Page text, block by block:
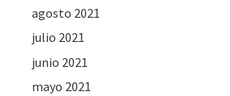
agosto 2021
julio 2021
junio 2021
mayo 2021